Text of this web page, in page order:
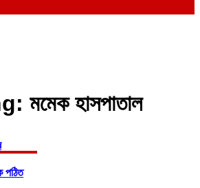
মমেক হাসপাতাল
পঠিত